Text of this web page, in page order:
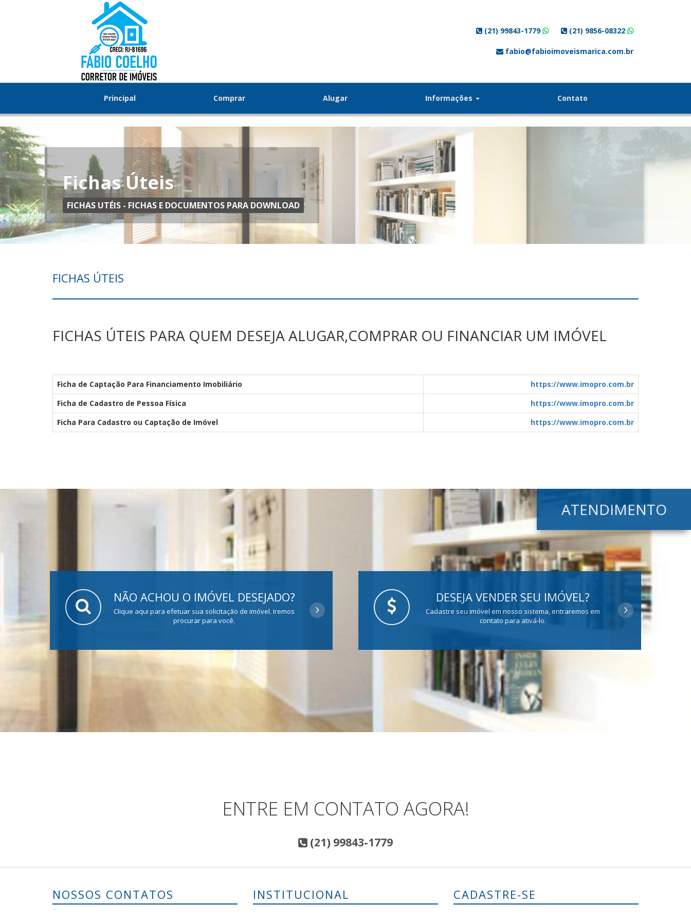
(21) 99843-1779 (21) 9856-08322
fabio@fabioimoveismarica.com.br
Principal Comprar Alugar Informações Contato
Fichas Úteis
FICHAS UTÉIS - FICHAS E DOCUMENTOS PARA DOWNLOAD
FICHAS ÚTEIS
FICHAS ÚTEIS PARA QUEM DESEJA ALUGAR,COMPRAR OU FINANCIAR UM IMÓVEL
Ficha de Captação Para Financiamento Imobiliário
https://www.imopro.com.br
Ficha de Cadastro de Pessoa Física
https://www.imopro.com.br
Ficha Para Cadastro ou Captação de Imóvel
https://www.imopro.com.br
ATENDIMENTO
NÃO ACHOU O IMÓVEL DESEJADO?
Clique aqui para efetuar sua solicitação de imóvel. Iremos
procurar para você.
DESEJA VENDER SEU IMÓVEL?
Cadastre seu imóvel em nosso sistema, entraremos em
contato para ativá-lo.
ENTRE EM CONTATO AGORA!
(21) 99843-1779
NOSSOS CONTATOS INSTITUCIONAL CADASTRE-SE